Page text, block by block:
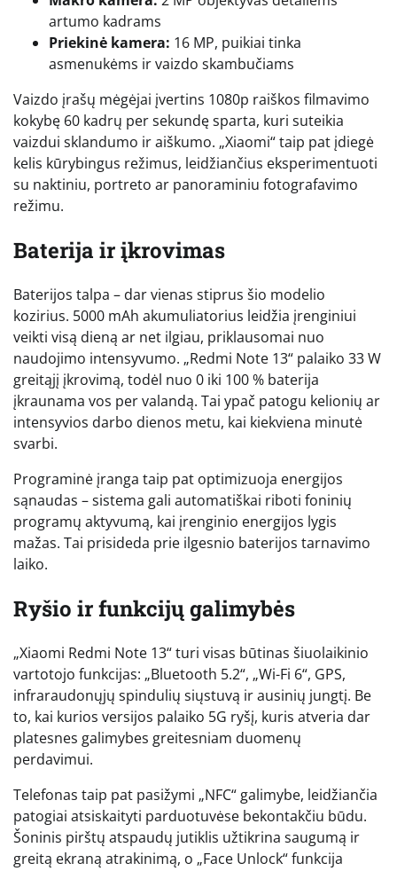
artumo kadrams
Priekinė kamera: 16 MP, puikiai tinka
asmenukėms ir vaizdo skambučiams
Vaizdo įrašų mėgėjai įvertins 1080p raiškos filmavimo
kokybę 60 kadrų per sekundę sparta, kuri suteikia
vaizdui sklandumo ir aiškumo. „Xiaomi“ taip pat įdiegė
kelis kūrybingus režimus, leidžiančius eksperimentuoti
su naktiniu, portreto ar panoraminiu fotografavimo
režimu.
Baterija ir įkrovimas
Baterijos talpa – dar vienas stiprus šio modelio
kozirius. 5000 mAh akumuliatorius leidžia įrenginiui
veikti visą dieną ar net ilgiau, priklausomai nuo
naudojimo intensyvumo. „Redmi Note 13“ palaiko 33 W
greitąjį įkrovimą, todėl nuo 0 iki 100 % baterija
įkraunama vos per valandą. Tai ypač patogu kelionių ar
intensyvios darbo dienos metu, kai kiekviena minutė
svarbi.
Programinė įranga taip pat optimizuoja energijos
sąnaudas – sistema gali automatiškai riboti foninių
programų aktyvumą, kai įrenginio energijos lygis
mažas. Tai prisideda prie ilgesnio baterijos tarnavimo
laiko.
Ryšio ir funkcijų galimybės
„Xiaomi Redmi Note 13“ turi visas būtinas šiuolaikinio
vartotojo funkcijas: „Bluetooth 5.2“, „Wi-Fi 6“, GPS,
infraraudonųjų spindulių siųstuvą ir ausinių jungtį. Be
to, kai kurios versijos palaiko 5G ryšį, kuris atveria dar
platesnes galimybes greitesniam duomenų
perdavimui.
Telefonas taip pat pasižymi „NFC“ galimybe, leidžiančia
patogiai atsiskaityti parduotuvėse bekontakčiu būdu.
Šoninis pirštų atspaudų jutiklis užtikrina saugumą ir
greitą ekraną atrakinimą, o „Face Unlock“ funkcija